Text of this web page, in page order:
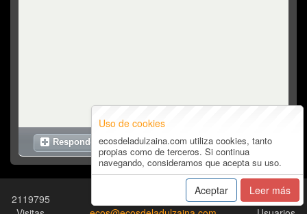
Responder Foro »Partituras
2119795
Términos y Condiciones-
19828
Uso de cookies
ecosdeladulzaina.com utiliza cookies, tanto
propias como de terceros. Si continua
navegando, consideramos que acepta su uso.
Aceptar Leer más